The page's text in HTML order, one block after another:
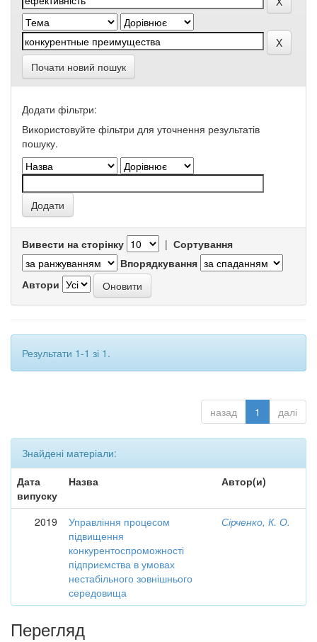
Почати новий пошук
Додати фільтри:
Використовуйте фільтри для уточнення результатів
пошуку.
Вивести на сторінку | Сортування
Впорядкування
Автори
Результати 1-1 зі 1.
назад 1 далі
Знайдені матеріали:
Дата
випуску
Назва Автор(и)
2019
Управління процесом
підвищення
конкурентоспроможності
підприємства в умовах
нестабільного зовнішнього
середовища
Сірченко, К. О.
Перегляд